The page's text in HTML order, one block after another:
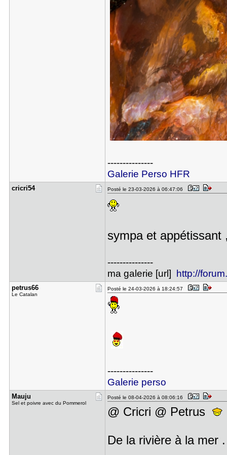
---------------
Galerie Perso HFR
cricri54 Posté le 23-03-2026 à 06:47:06
sympa et
---------------
ma galerie [url]
http://
petrus66
Le Catalan
Posté le 24-03-2026 à 18:24:57
---------------
Galerie perso
Mauju
Sel et poivre avec du Pommerol
Posté le 08-04-2026 à 08:06:16
@ Cricri @ Petrus
De la rivière à la mer .